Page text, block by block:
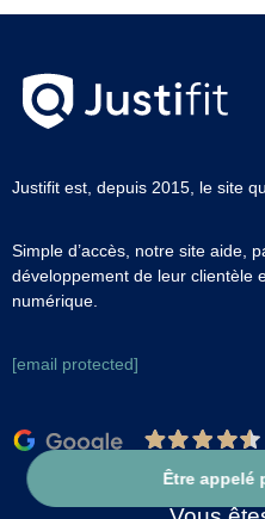
Être appelé
Justifit est, depuis 2015, le site
Simple d’accès, notre site aide,
développement de leur clientèle
numérique.
[email protected]